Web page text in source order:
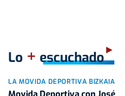
Lo + escuchado
LA MOVIDA DEPORTIVA BIZKAIA